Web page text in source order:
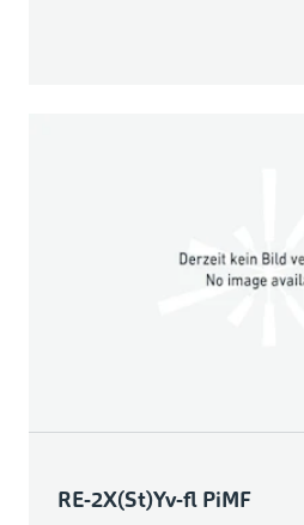
RE-2X(St)Yv-fl PiMF